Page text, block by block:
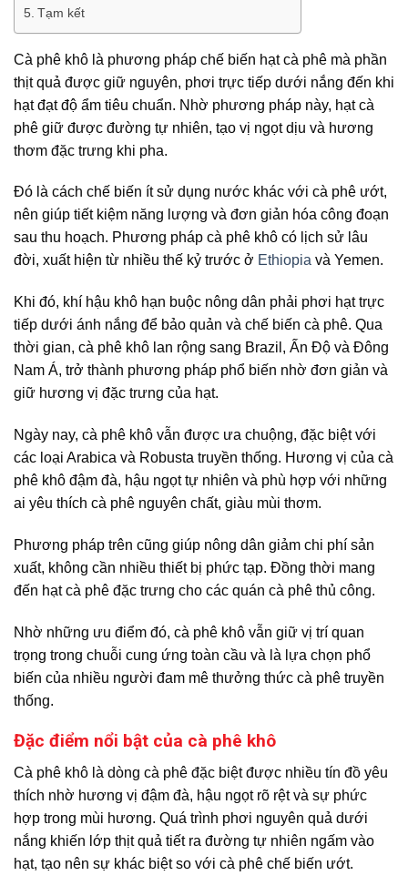
Tạm kết
Cà phê khô là phương pháp chế biến hạt cà phê mà phần
thịt quả được giữ nguyên, phơi trực tiếp dưới nắng đến khi
hạt đạt độ ẩm tiêu chuẩn. Nhờ phương pháp này, hạt cà
phê giữ được đường tự nhiên, tạo vị ngọt dịu và hương
thơm đặc trưng khi pha.
Đó là cách chế biến ít sử dụng nước khác với cà phê ướt,
nên giúp tiết kiệm năng lượng và đơn giản hóa công đoạn
sau thu hoạch. Phương pháp cà phê khô có lịch sử lâu
đời, xuất hiện từ nhiều thế kỷ trước ở Ethiopia và Yemen.
Khi đó, khí hậu khô hạn buộc nông dân phải phơi hạt trực
tiếp dưới ánh nắng để bảo quản và chế biến cà phê. Qua
thời gian, cà phê khô lan rộng sang Brazil, Ấn Độ và Đông
Nam Á, trở thành phương pháp phổ biến nhờ đơn giản và
giữ hương vị đặc trưng của hạt.
Ngày nay, cà phê khô vẫn được ưa chuộng, đặc biệt với
các loại Arabica và Robusta truyền thống. Hương vị của cà
phê khô đậm đà, hậu ngọt tự nhiên và phù hợp với những
ai yêu thích cà phê nguyên chất, giàu mùi thơm.
Phương pháp trên cũng giúp nông dân giảm chi phí sản
xuất, không cần nhiều thiết bị phức tạp. Đồng thời mang
đến hạt cà phê đặc trưng cho các quán cà phê thủ công.
Nhờ những ưu điểm đó, cà phê khô vẫn giữ vị trí quan
trọng trong chuỗi cung ứng toàn cầu và là lựa chọn phổ
biến của nhiều người đam mê thưởng thức cà phê truyền
thống.
Đặc điểm nổi bật của cà phê khô
Cà phê khô là dòng cà phê đặc biệt được nhiều tín đồ yêu
thích nhờ hương vị đậm đà, hậu ngọt rõ rệt và sự phức
hợp trong mùi hương. Quá trình phơi nguyên quả dưới
nắng khiến lớp thịt quả tiết ra đường tự nhiên ngấm vào
hạt, tạo nên sự khác biệt so với cà phê chế biến ướt.